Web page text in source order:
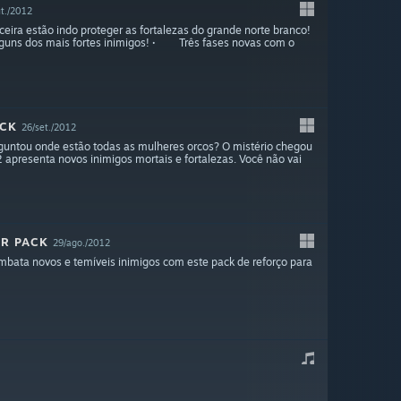
2012
estão indo proteger as fortalezas do grande norte branco!
dos mais fortes inimigos! · Três fases novas com o
26/set./2012
onde estão todas as mulheres orcos? O mistério chegou
novos inimigos mortais e fortalezas. Você não vai
PACK 29/ago./2012
novos e temíveis inimigos com este pack de reforço para